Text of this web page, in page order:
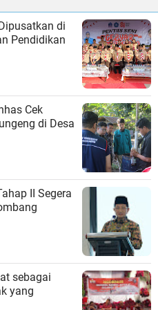
di
Pendidikan
Cek
di Desa
II Segera
sebagai
yang